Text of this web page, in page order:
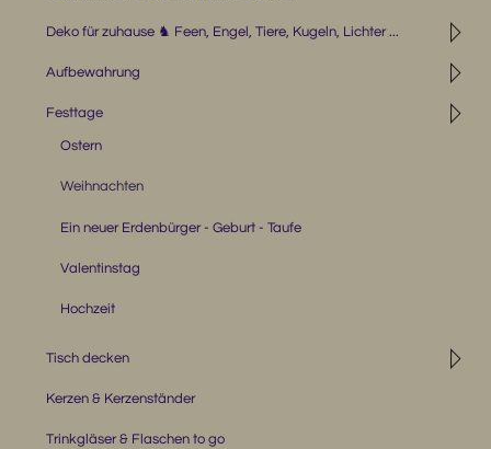
◹
Deko für zuhause ♞ Feen, Engel, Tiere, Kugeln, Lichter ...
◹
Aufbewahrung
◹
Festtage
Ostern
Weihnachten
Ein neuer Erdenbürger - Geburt - Taufe
Valentinstag
Hochzeit
◹
Tisch decken
Kerzen & Kerzenständer
Trinkgläser & Flaschen to go